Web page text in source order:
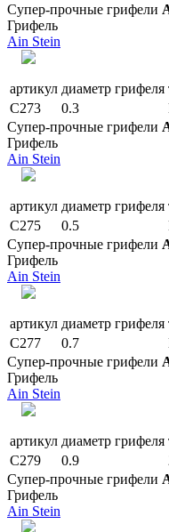
Супер-прочные грифели
Грифель
Ain Stein
артикул диаметр грифеля
C273
0.3
Супер-прочные грифели
Грифель
Ain Stein
артикул диаметр грифеля
C275
0.5
Супер-прочные грифели
Грифель
Ain Stein
артикул диаметр грифеля
C277
0.7
Супер-прочные грифели
Грифель
Ain Stein
артикул диаметр грифеля
C279
0.9
Супер-прочные грифели
Грифель
Ain Stein